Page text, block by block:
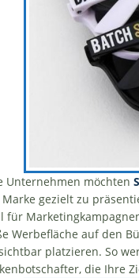
Unternehmen möchten
gezielt zu
für
Werbefläche auf den
platzieren. So
die Ihre